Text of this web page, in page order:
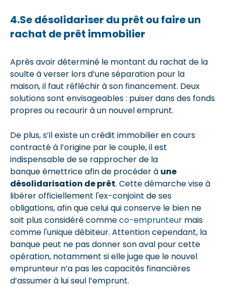
4.Se désolidariser du prêt ou faire un
rachat de prêt immobilier
Après avoir déterminé le montant du rachat de la
soulte à verser lors d’une séparation pour la
maison, il faut réfléchir à son financement. Deux
solutions sont envisageables : puiser dans des fonds
propres ou recourir à un nouvel emprunt.
De plus, s’il existe un crédit immobilier en cours
contracté à l’origine par le couple, il est
indispensable de se rapprocher de la
banque émettrice afin de procéder à une
désolidarisation de prêt. Cette démarche vise à
libérer officiellement l'ex-conjoint de ses
obligations, afin que celui qui conserve le bien ne
soit plus considéré commeco-emprunteur mais
comme l'unique débiteur. Attention cependant, la
banque peut ne pas donner son aval pour cette
opération, notamment si elle juge que le nouvel
emprunteur n’a pas les capacités financières
d’assumer à lui seul l’emprunt.